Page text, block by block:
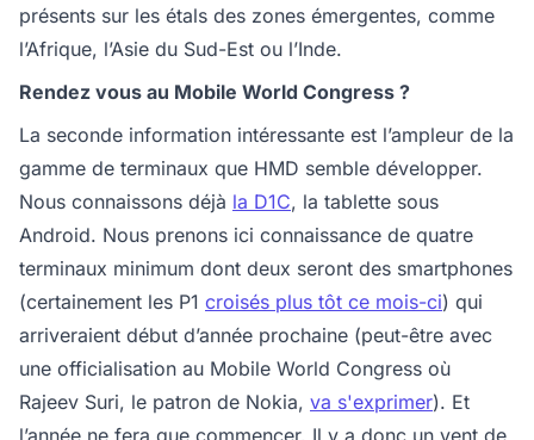
présents sur les étals des zones émergentes, comme
l’Afrique, l’Asie du Sud-Est ou l’Inde.
Rendez vous au Mobile World Congress ?
La seconde information intéressante est l’ampleur de la
gamme de terminaux que HMD semble développer.
Nous connaissons déjà la D1C, la tablette sous
Android. Nous prenons ici connaissance de quatre
terminaux minimum dont deux seront des smartphones
(certainement les P1 croisés plus tôt ce mois-ci) qui
arriveraient début d’année prochaine (peut-être avec
une officialisation au Mobile World Congress où
Rajeev Suri, le patron de Nokia, va s'exprimer). Et
l’année ne fera que commencer. Il y a donc un vent de